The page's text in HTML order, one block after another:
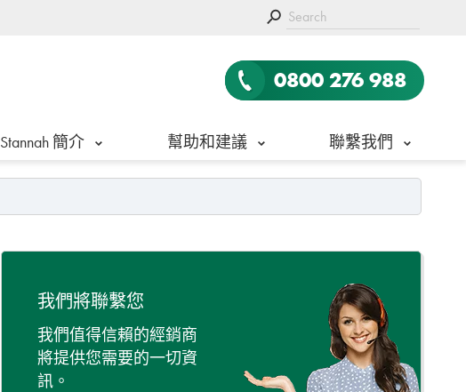
0800 276 988
Stannah 簡介 幫助和建議 聯繫我們
我們將聯繫您
我們值得信賴的經銷商
將提供您需要的一切資
訊。